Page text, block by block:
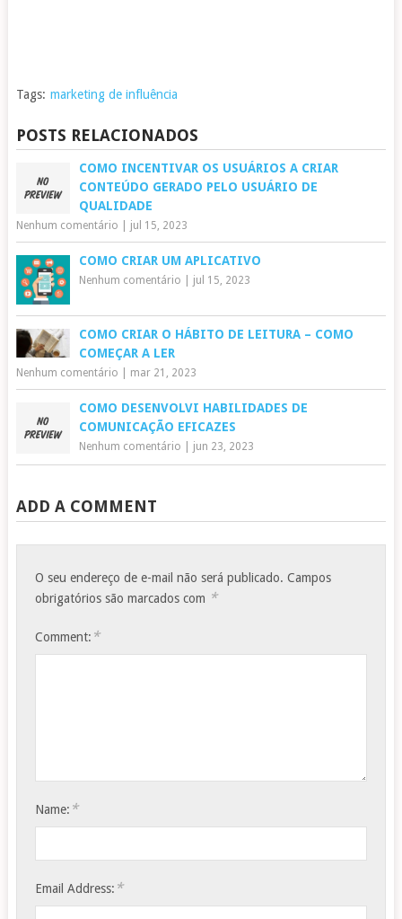
Tags: marketing de influência
POSTS RELACIONADOS
COMO INCENTIVAR OS USUÁRIOS A CRIAR
CONTEÚDO GERADO PELO USUÁRIO DE
QUALIDADE
Nenhum comentário jul 15, 2023
COMO CRIAR UM APLICATIVO
Nenhum comentário jul 15, 2023
COMO CRIAR O HÁBITO DE LEITURA – COMO
COMEÇAR A LER
Nenhum comentário mar 21, 2023
COMO DESENVOLVI HABILIDADES DE
COMUNICAÇÃO EFICAZES
Nenhum comentário jun 23, 2023
ADD A COMMENT
O seu endereço de e-mail não será publicado. Campos
obrigatórios são marcados com *
Comment: *
Name: *
Email Address: *